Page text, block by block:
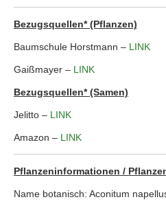
Bezugsquellen* (Pflanzen)
Baumschule Horstmann – LINK
Gaißmayer – LINK
Bezugsquellen* (Samen)
Jelitto – LINK
Amazon – LINK
Pflanzeninformationen /
Name botanisch: Aconitum